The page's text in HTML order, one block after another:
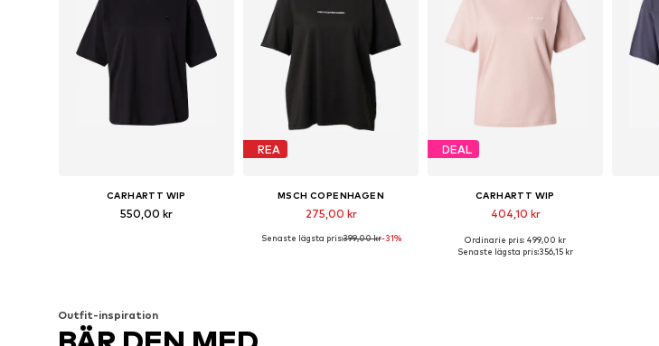
CARHARTT WIP
550,00 kr
REA
MSCH COPENHAGEN
275,00 kr
Senaste lägsta pris:399,00 kr-31%
DEAL
CARHARTT WIP
404,10 kr
Tillgängliga storlekar: XS, S, M
Ordinarie pris: 499,00 kr
Senaste lägsta pris:356,15 kr
Outfit-inspiration